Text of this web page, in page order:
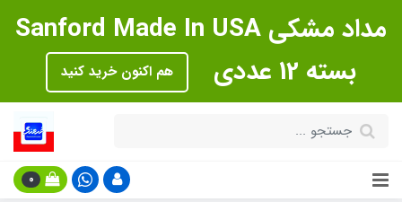
مداد مشکی Sanford Made In USA
بسته 12 عددی
هم اکنون خرید کنید
0